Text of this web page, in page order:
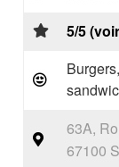
5/5
63A,
67100